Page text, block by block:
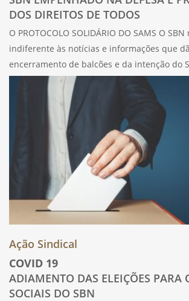
DOS DIREITOS DE TODOS
O PROTOCOLO SOLIDÁRIO DO SAMS O
indiferente às notícias e informações que
encerramento de balcões e da intenção do
promover a redução de postos de trabalho.
mão de iniciativas
Ação Sindical
COVID 19
ADIAMENTO DAS ELEIÇÕES PARA
SOCIAIS DO SBN